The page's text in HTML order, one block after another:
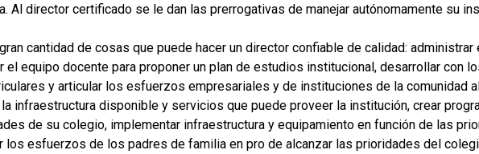
Al director certificado se le dan las prerrogativas de manejar autónomamente su
cantidad de cosas que puede hacer un director confiable de calidad:
el equipo docente para proponer un plan de estudios institucional, desarrollar con
y articular los esfuerzos empresariales y de instituciones de la comunidad
infraestructura disponible y servicios que puede proveer la institución, crear
de su colegio, implementar infraestructura y equipamiento en función de las
los esfuerzos de los padres de familia en pro de alcanzar las prioridades del